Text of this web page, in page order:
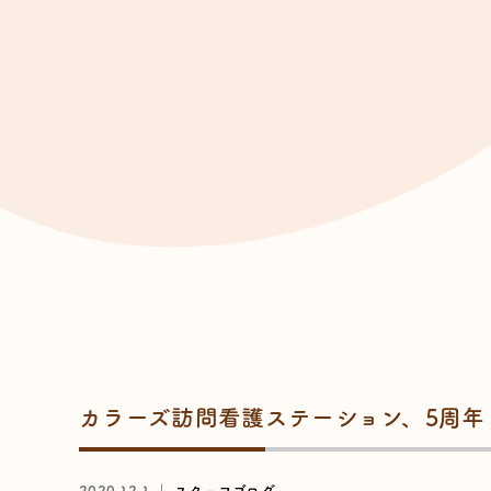
カラーズ訪問看護ステーション、5周年